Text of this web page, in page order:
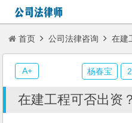
首页 公司法律咨询 在建
在建工程可否出资？
杨春宝
A+